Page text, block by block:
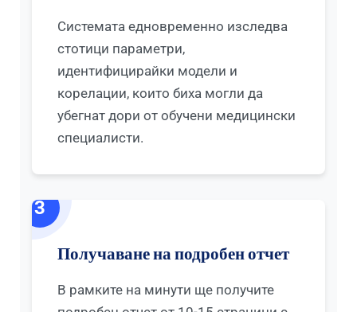
Системата едновременно изследва
стотици параметри,
идентифицирайки модели и
корелации, които биха могли да
убегнат дори от обучени медицински
специалисти.
3
Получаване на подробен отчет
В рамките на минути ще получите